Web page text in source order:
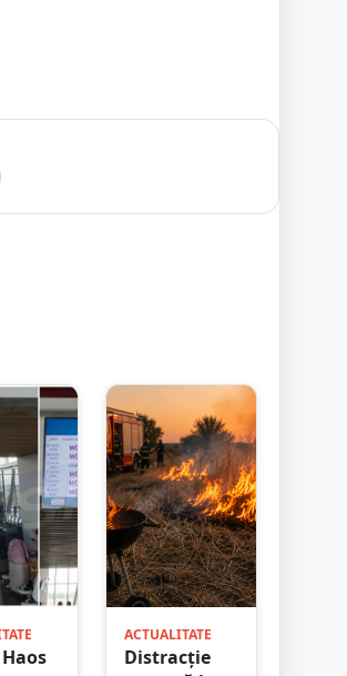
Haos
ACTUALITATE
Distracție